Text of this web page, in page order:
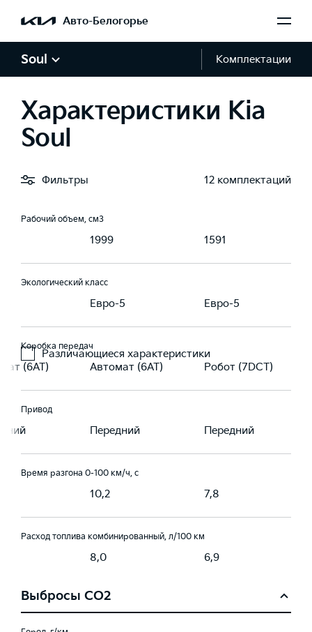
Авто-Белогорье
Soul Комплектации
Характеристики Kia
Soul
Фильтры 12 комплектаций
Различающиеся характеристики
АИ 95 Бензин, АИ 95 Бензин, АИ 95
1.6
Рабочий объем, см3
1999 1591
Экологический класс
Евро-5 Евро-5
Коробка передач
(6AT) Автомат (6AT) Робот (7DCT)
Привод
Передний Передний
Время разгона 0-100 км/ч, с
10,2 7,8
Расход топлива комбинированный, л/100 км
8,0 6,9
Выбросы CO2